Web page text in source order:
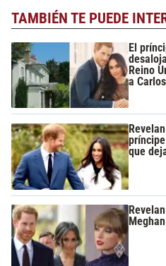
TAMBIÉN TE PUEDE
El
Reino
a
que